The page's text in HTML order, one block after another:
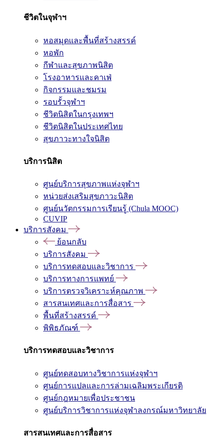
ชีวิตในจุฬาฯ
หอสมุดและพื้นที่สร้างสรรค์
หอพัก
กีฬาและสุขภาพนิสิต
โรงอาหารและคาเฟ่
กิจกรรมและชมรม
รอบรั้วจุฬาฯ
ชีวิตนิสิตในกรุงเทพฯ
ชีวิตนิสิตในประเทศไทย
สุขภาวะทางใจนิสิต
บริการนิสิต
ศูนย์บริการสุขภาพแห่งจุฬาฯ
หน่วยส่งเสริมสุขภาวะนิสิต
ศูนย์นวัตกรรมการเรียนรู้ (Chula MOOC)
CUVIP
บริการสังคม
ย้อนกลับ
บริการสังคม
บริการทดสอบและวิชาการ
บริการทางการแพทย์
บริการตรวจวิเคราะห์คุณภาพ
สารสนเทศและการสื่อสาร
พื้นที่สร้างสรรค์
พิพิธภัณฑ์
บริการทดสอบและวิชาการ
ศูนย์ทดสอบทางวิชาการแห่งจุฬาฯ
ศูนย์การแปลและการล่ามเฉลิมพระเกียรติ
ศูนย์กฎหมายเพื่อประชาชน
ศูนย์บริการวิชาการแห่งจุฬาลงกรณ์มหาวิทยาลัย
สารสนเทศและการสื่อสาร